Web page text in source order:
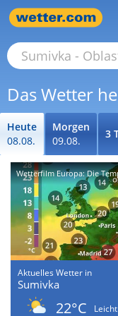
Das Wetter
Heute
08.08.
Morgen
09.08.
3
Wetterfilm Europa: Die
Aktuelles Wetter in
Sumivka
22°C